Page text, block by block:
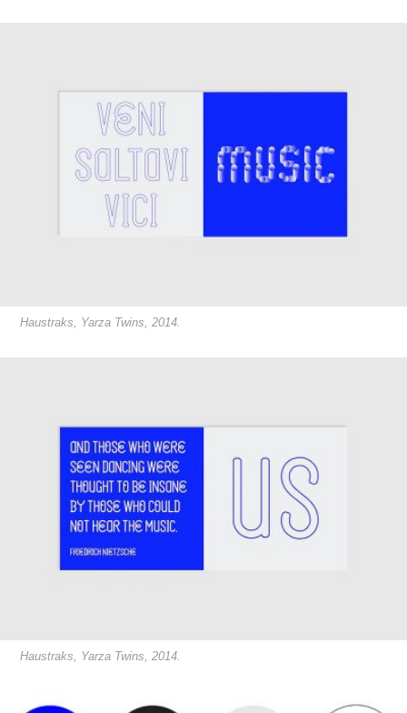
Haustraks, Yarza Twins, 2014.
Haustraks, Yarza Twins, 2014.